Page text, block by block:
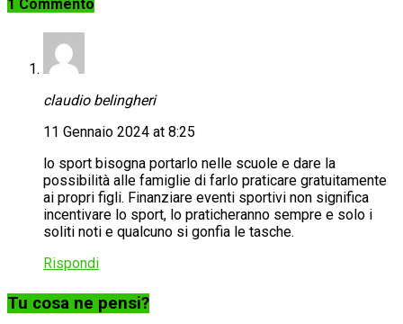
1 Commento
claudio belingheri
11 Gennaio 2024 at 8:25
lo sport bisogna portarlo nelle scuole e dare la
possibilità alle famiglie di farlo praticare gratuitamente
ai propri figli. Finanziare eventi sportivi non significa
incentivare lo sport, lo praticheranno sempre e solo i
soliti noti e qualcuno si gonfia le tasche.
Rispondi
Tu cosa ne pensi?